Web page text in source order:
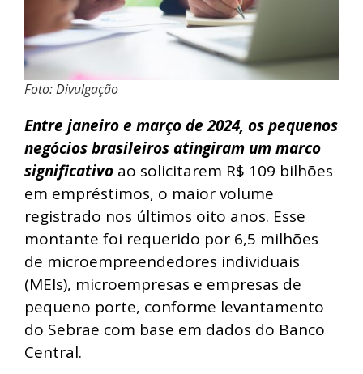
Foto: Divulgação
Entre janeiro e março de 2024, os pequenos
negócios brasileiros atingiram um marco
significativo ao solicitarem R$ 109 bilhões
em empréstimos, o maior volume
registrado nos últimos oito anos. Esse
montante foi requerido por 6,5 milhões
de microempreendedores individuais
(MEIs), microempresas e empresas de
pequeno porte, conforme levantamento
do Sebrae com base em dados do Banco
Central.